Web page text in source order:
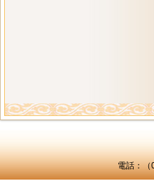
電話：